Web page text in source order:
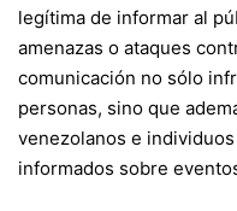
legítima de informar al
amenazas o ataques
comunicación no sólo
personas, sino que
venezolanos e
informados sobre